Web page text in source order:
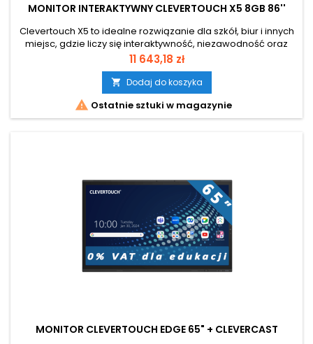
MONITOR INTERAKTYWNY CLEVERTOUCH X5 8GB 86''
Clevertouch X5 to idealne rozwiązanie dla szkół, biur i innych
miejsc, gdzie liczy się interaktywność, niezawodność oraz
nowoczesne funkcje w atrakcyjnej cenie. Dla edukacji zakup
z 0% VAT Przekątna ekranu 75 cali Android 14.0 Certyfikacja
Google EDLA!
Cena
11 643,18 zł
 Dodaj do koszyka
 Ostatnie sztuki w magazynie
MONITOR CLEVERTOUCH EDGE 65" + CLEVERCAST